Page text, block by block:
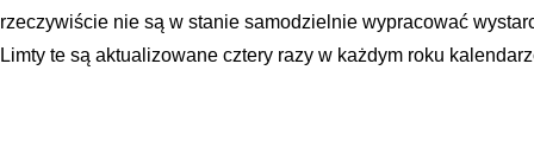
rzeczywiście nie są w stanie samodzielnie wypracować
Limty te są aktualizowane cztery razy w każdym roku